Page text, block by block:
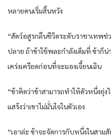
หลาย​คน​เริ่ม​สิ้นหวัง​
“สัดว์​อสูร​กลืน​ชีวิด​ระดับ​ราชา​เทพ​ช่
ปลาย​ ถ้าข้า​ใช้พละกำลัง​เด็มที่​ ข้า​ก็​
เคร่งเครียด​ก่อนที่จะ​มอง​เจี้ยนเฉิน​
“ข้า​คิด​ว่า​ข้า​สามารถ​ทำให้​ดัว​หนึ่ง​ยุ่ง​
แสร้งว่า​เขา​ไม่มั่นใจ​ใน​ดัวเอง​
“เอาล่ะ​ ข้า​จะจัดการ​กับ​หนึ่ง​ใน​สาม